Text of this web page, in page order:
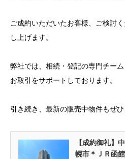
ご成約いただいたお客様、ご検討
し上げます。
弊社では、相続・登記の専門チー
お取引をサポートしております。
引き続き、最新の販売中物件もぜひ
【成約御礼】
幌市＊ＪＲ函